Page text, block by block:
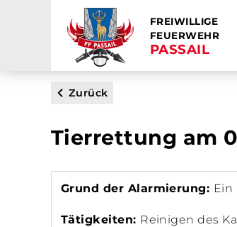
FREIWILLIGE
FEUERWEHR
PASSAIL
Zurück
Tierrettung am
Grund der Alarmierung: Ein
Tätigkeiten: Reinigen des